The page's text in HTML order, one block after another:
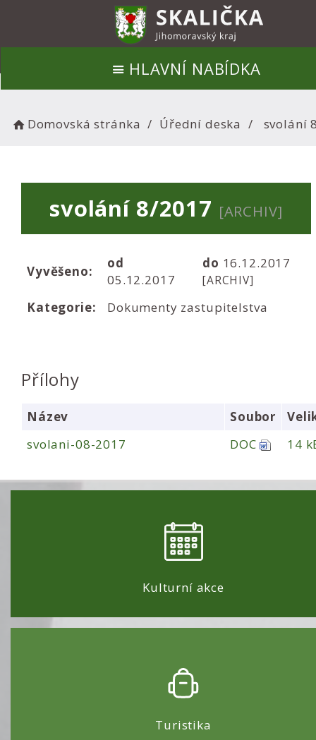
HLAVNÍ NABÍDKA
Domovská stránka Úřední deska svolání
svolání 8/2017 [ARCHIV]
Vyvěšeno:
od
05.12.2017
do 16.12.2017
[ARCHIV]
Kategorie: Dokumenty zastupitelstva
Přílohy
Název Soubor
svolani-08-2017
DOC 14
Kulturní akce
Turistika